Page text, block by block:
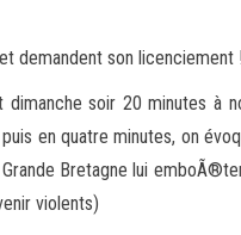
demandent son licenciement !
soir 20 minutes
en quatre minutes, on
Bretagne lui
violents)